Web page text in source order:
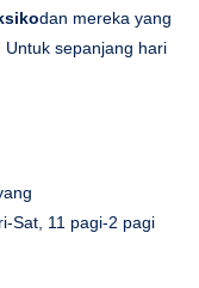
dan mereka yang
Untuk sepanjang hari
Sat, 11 pagi-2 pagi